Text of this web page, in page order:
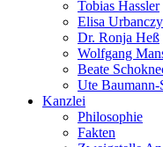
Tobias Hassler
Elisa
Dr. Ronja Heß
Wolfgang
Beate
Ute Baumann-
Kanzlei
Philosophie
Fakten